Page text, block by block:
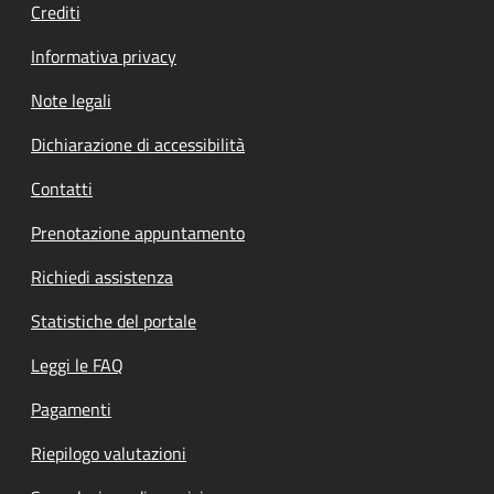
Crediti
Informativa privacy
Note legali
Dichiarazione di accessibilità
Contatti
Prenotazione appuntamento
Richiedi assistenza
Statistiche del portale
Leggi le FAQ
Pagamenti
Riepilogo valutazioni